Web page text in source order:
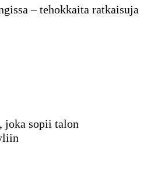
– tehokkaita ratkaisuja
joka sopii talon